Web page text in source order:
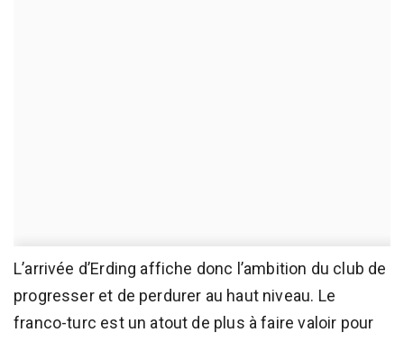
L’arrivée d’Erding affiche donc l’ambition du club de
progresser et de perdurer au haut niveau. Le
franco-turc est un atout de plus à faire valoir pour